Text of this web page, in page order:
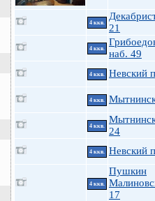
4 ккв.
21
4 ккв.
наб. 49
4 ккв. Невский
4 ккв.
4 ккв.
24
4 ккв. Невский
4 ккв.
Пушкин
17